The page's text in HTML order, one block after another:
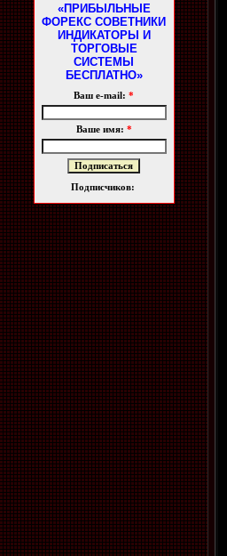
«ПРИБЫЛЬНЫЕ
ФОРЕКС СОВЕТНИКИ
ИНДИКАТОРЫ И
ТОРГОВЫЕ
СИСТЕМЫ
БЕСПЛАТНО»
Ваш e-mail: *
Ваше имя: *
Подписчиков: